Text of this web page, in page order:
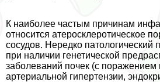
К наиболее частым причинам
относится атеросклеротическое
сосудов. Нередко патологический
при наличии генетической
заболеваний почек (с поражением
артериальной гипертензии,